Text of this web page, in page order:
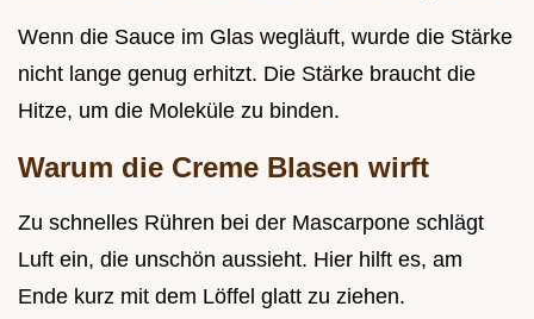
Wenn die Sauce im Glas wegläuft, wurde die Stärke
nicht lange genug erhitzt. Die Stärke braucht die
Hitze, um die Moleküle zu binden.
Warum die Creme Blasen wirft
Zu schnelles Rühren bei der Mascarpone schlägt
Luft ein, die unschön aussieht. Hier hilft es, am
Ende kurz mit dem Löffel glatt zu ziehen.